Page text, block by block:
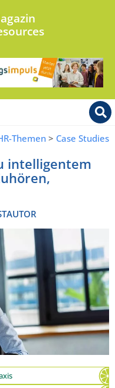
Themen > Case Studies
intelligentem